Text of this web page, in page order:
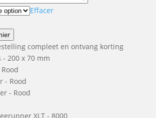
€20,00
Effacer
compleet en ontvang korting
- 200 x 70 mm
- Rood
XLT - 8000